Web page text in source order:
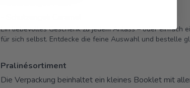
Ein liebevolles Geschenk zu jedem Anlass – oder einfach
für sich selbst. Entdecke die feine Auswahl und bestelle
Pralinésortiment
Die Verpackung beinhaltet ein kleines Booklet mit